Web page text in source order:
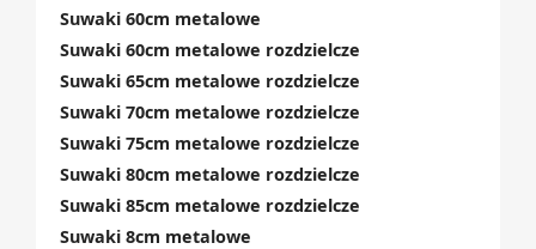
Suwaki 60cm metalowe
Suwaki 60cm metalowe rozdzielcze
Suwaki 65cm metalowe rozdzielcze
Suwaki 70cm metalowe rozdzielcze
Suwaki 75cm metalowe rozdzielcze
Suwaki 80cm metalowe rozdzielcze
Suwaki 85cm metalowe rozdzielcze
Suwaki 8cm metalowe